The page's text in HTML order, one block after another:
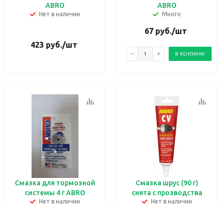
ABRO
Нет в наличии
423 руб./шт
ABRO
Много
67 руб./шт
В КОРЗИНУ
Смазка для тормозной
системы 4 г ABRO
Нет в наличии
Смазка шрус (90 г)
снята с прозводства
Нет в наличии